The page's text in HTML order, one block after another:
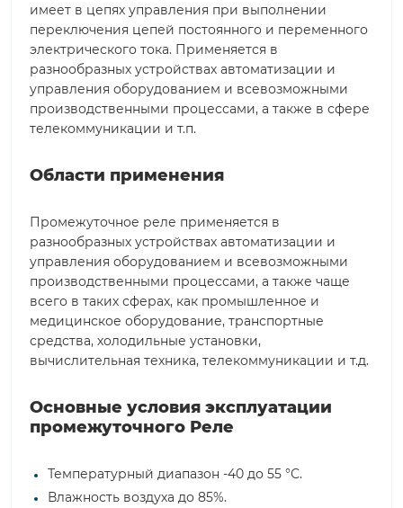
имеет в цепях управления при выполнении
переключения цепей постоянного и переменного
электрического тока. Применяется в
разнообразных устройствах автоматизации и
управления оборудованием и всевозможными
производственными процессами, а также в сфере
телекоммуникации и т.п.
Области применения
Промежуточное реле применяется в
разнообразных устройствах автоматизации и
управления оборудованием и всевозможными
производственными процессами, а также чаще
всего в таких сферах, как промышленное и
медицинское оборудование, транспортные
средства, холодильные установки,
вычислительная техника, телекоммуникации и т.д.
Основные условия эксплуатации
промежуточного Реле
Температурный диапазон -40 до 55 °С.
Влажность воздуха до 85%.